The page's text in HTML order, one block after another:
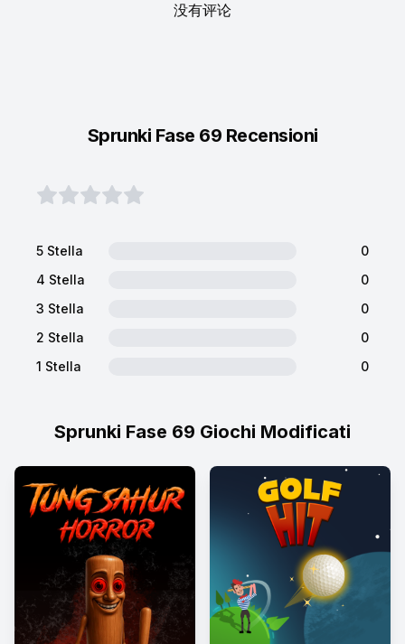
没有评论
Sprunki Fase 69 Giochi Modificati
Sprunki Fase 69 Recensioni
5 Stella
0
4 Stella
0
3 Stella
0
2 Stella
0
1 Stella
0